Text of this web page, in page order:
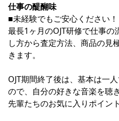
仕事の醍醐味
■未経験でもご安心ください！
最長1ヶ月のOJT研修で仕事
し方から査定方法、商品の見
きます。
OJT期間終了後は、基本は一
ので、自分の好きな音楽を聴
先輩たちのお気に入りポイン